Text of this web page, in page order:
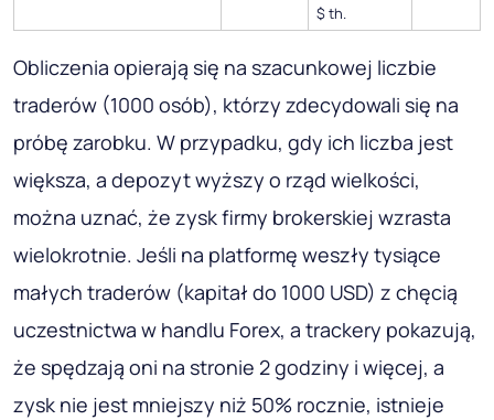
$ th.
Obliczenia opierają się na szacunkowej liczbie
traderów (1000 osób), którzy zdecydowali się na
próbę zarobku. W przypadku, gdy ich liczba jest
większa, a depozyt wyższy o rząd wielkości,
można uznać, że zysk firmy brokerskiej wzrasta
wielokrotnie. Jeśli na platformę weszły tysiące
małych traderów (kapitał do 1000 USD) z chęcią
uczestnictwa w handlu Forex, a trackery pokazują,
że spędzają oni na stronie 2 godziny i więcej, a
zysk nie jest mniejszy niż 50% rocznie, istnieje